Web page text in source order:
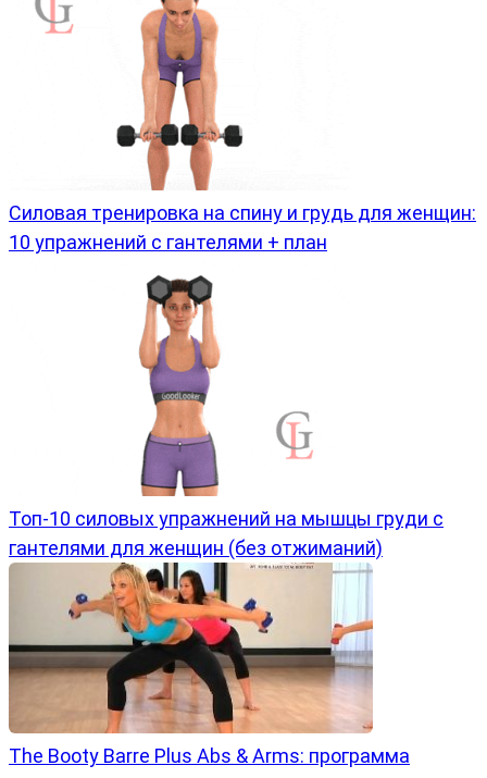
Силовая тренировка на спину и грудь для женщин:
10 упражнений с гантелями + план
Топ-10 силовых упражнений на мышцы груди с
гантелями для женщин (без отжиманий)
The Booty Barre Plus Abs & Arms: программа